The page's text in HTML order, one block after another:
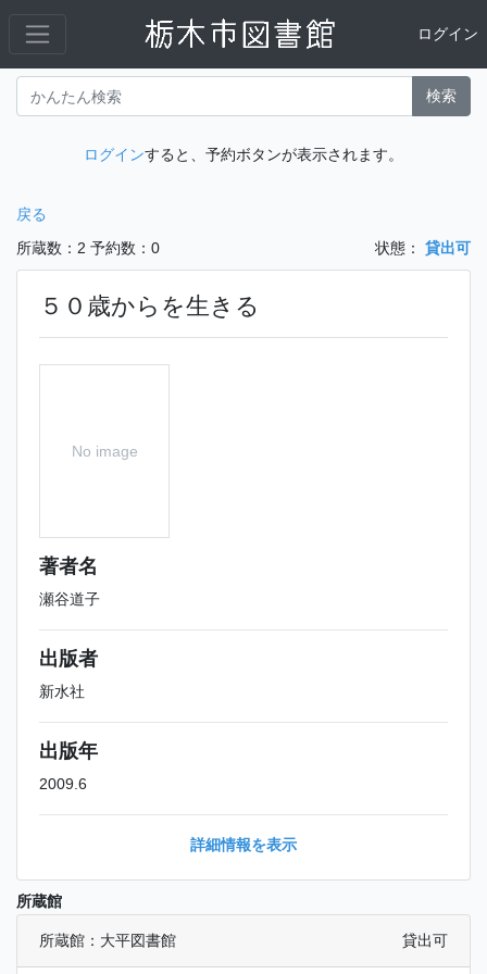
ログイン
検索
ログインすると、予約ボタンが表示されます。
戻る
所蔵数：2 予約数：0 状態： 貸出可
５０歳からを生きる
No image
著者名
瀬谷道子
出版者
新水社
出版年
2009.6
詳細情報を表示
所蔵館
所蔵館：大平図書館 貸出可